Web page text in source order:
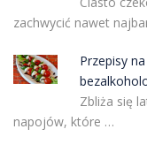
zachwycić nawet
Przepisy
Zbliża się
napojów, które …